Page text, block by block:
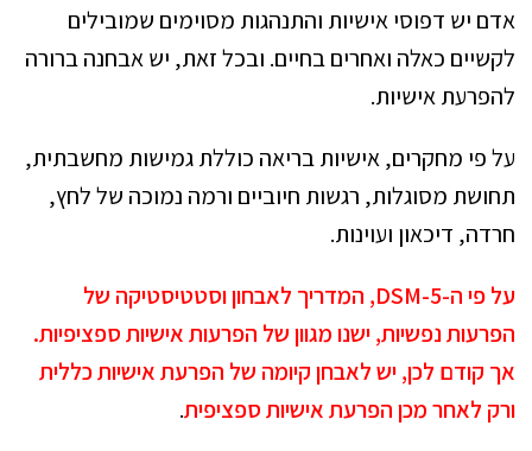
אדם יש דפוסי אישיות והתנהגות מסוימים שמובילים
לקשיים כאלה ואחרים בחיים. ובכל זאת, יש אבחנה ברורה
להפרעת אישיות.
על פי מחקרים, אישיות בריאה כוללת גמישות מחשבתית,
תחושת מסוגלות, רגשות חיוביים ורמה נמוכה של לחץ,
חרדה, דיכאון ועוינות.
על פי ה-5-DSM, המדריך לאבחון וסטטיסטיקה של
הפרעות נפשיות, ישנו מגוון של הפרעות אישיות ספציפיות.
אך קודם לכן, יש לאבחן קיומה של הפרעת אישיות כללית
ורק לאחר מכן הפרעת אישיות ספציפית.